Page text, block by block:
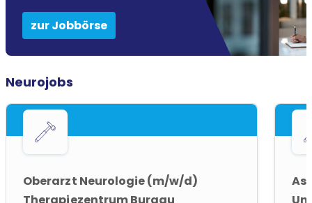
zur Jobbörse
Neurojobs
Oberarzt Neurologie (m/w/d)